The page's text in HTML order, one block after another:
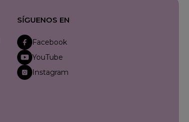
SÍGUENOS EN
Facebook
YouTube
Instagram